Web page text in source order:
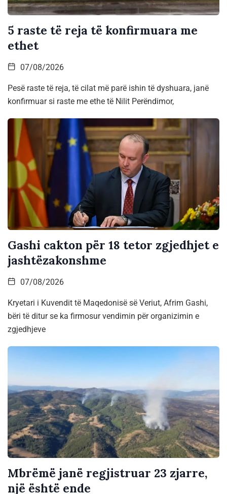
5 raste të reja të konfirmuara me
ethet
07/08/2026
Pesë raste të reja, të cilat më parë ishin të dyshuara, janë
konfirmuar si raste me ethe të Nilit Perëndimor,
Gashi cakton për 18 tetor zgjedhjet e
jashtëzakonshme
07/08/2026
Kryetari i Kuvendit të Maqedonisë së Veriut, Afrim Gashi,
bëri të ditur se ka firmosur vendimin për organizimin e
zgjedhjeve
Mbrëmë janë regjistruar 23 zjarre,
një është ende